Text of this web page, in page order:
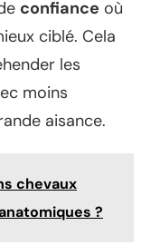
confiance où
ciblé. Cela
les
moins
aisance.
chevaux
?